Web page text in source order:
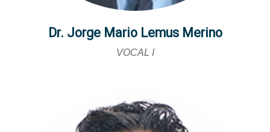
Dr. Jorge Mario Lemus Merino
VOCAL I